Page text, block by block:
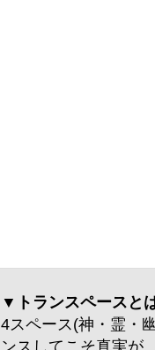
▼トランスペースと
4スペース(神・霊・
ンスしてこそ真実が